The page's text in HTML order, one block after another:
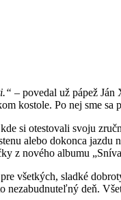
– povedal už pápež
kostole. Po nej sme
si otestovali svoju
alebo dokonca
z nového albumu
všetkých, sladké
deň.